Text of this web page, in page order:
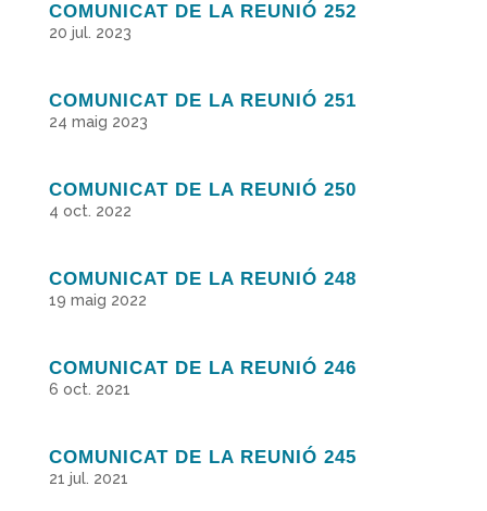
COMUNICAT DE LA REUNIÓ 252
20 jul. 2023
COMUNICAT DE LA REUNIÓ 251
24 maig 2023
COMUNICAT DE LA REUNIÓ 250
4 oct. 2022
COMUNICAT DE LA REUNIÓ 248
19 maig 2022
COMUNICAT DE LA REUNIÓ 246
6 oct. 2021
COMUNICAT DE LA REUNIÓ 245
21 jul. 2021